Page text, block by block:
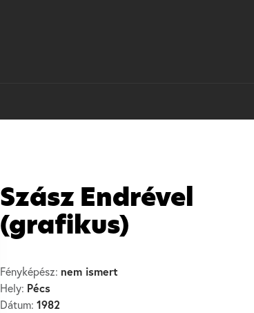
Szász Endrével
(grafikus)
Fényképész: nem ismert
Hely: Pécs
Dátum: 1982